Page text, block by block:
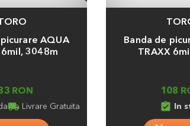
AQUA
6mil, 3048m
RON
local_shipping Livrare Gratuita
Banda de
TRAXX
108
assignment_turned_in In